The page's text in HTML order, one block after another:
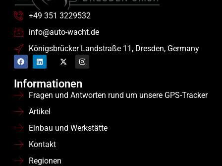
+49 351 3229532
info@auto-wacht.de
Königsbrücker Landstraße 11, Dresden, Germany
Informationen
Fragen und Antworten rund um unsere GPS-Tracker
Artikel
Einbau und Werkstätte
Kontakt
Regionen